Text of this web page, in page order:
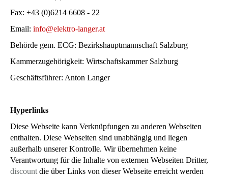
Fax: +43 (0)6214 6608 - 22
Email: info@elektro-langer.at
Behörde gem. ECG: Bezirkshauptmannschaft Salzburg
Kammerzugehörigkeit: Wirtschaftskammer Salzburg
Geschäftsführer: Anton Langer
Hyperlinks
Diese Webseite kann Verknüpfungen zu anderen Webseiten
enthalten. Diese Webseiten sind unabhängig und liegen
außerhalb unserer Kontrolle. Wir übernehmen keine
Verantwortung für die Inhalte von externen Webseiten Dritter,
discount die über Links von dieser Webseite erreicht werden